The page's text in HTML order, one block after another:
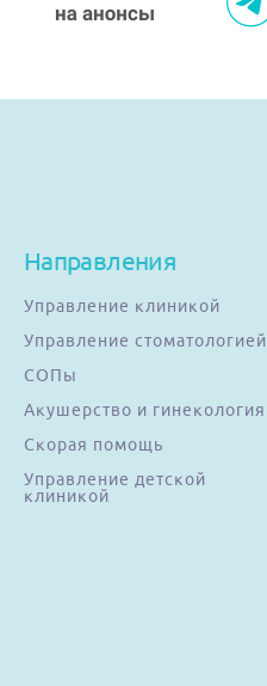
Направления
Управление клиникой
Управление стоматологией
СОПы
Акушерство и гинекология
Скорая помощь
Управление детской
клиникой